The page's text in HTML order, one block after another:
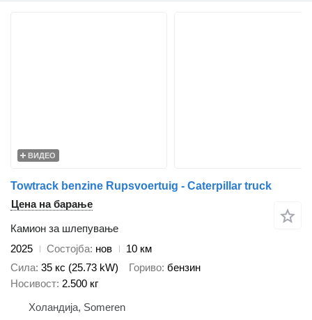
ВИДЕО
Towtrack benzine Rupsvoertuig - Caterpillar truck
Цена на барање
Камион за шлепување
2025
Состојба нов
10 км
Сила 35 кс (25.73 kW) Гориво бензин
Носивост 2.500 кг
Холандија, Someren